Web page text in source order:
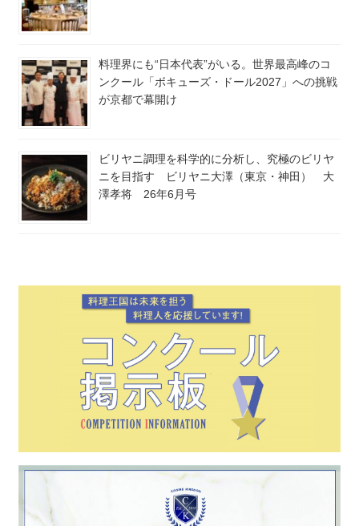
料理界にも“日本代表”がいる。世界最高峰のコ
ンクール「ボキューズ・ドール2027」への挑戦
が京都で幕開け
ビリヤニ調理を科学的に分析し、究極のビリヤ
ニを目指す ビリヤニ大澤（東京・神田） 大
澤孝将 26年6月号